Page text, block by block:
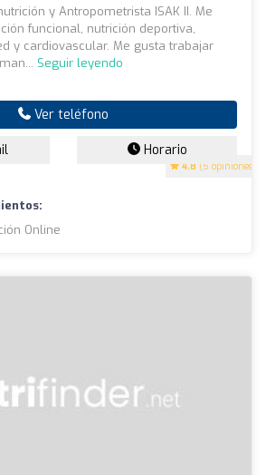
4.8 (5 opiniones)
y Antropometrista ISAK II. Me
funcional, nutrición deportiva,
y cardiovascular. Me gusta trabajar
Seguir leyendo
Ver teléfono
Horario
Online